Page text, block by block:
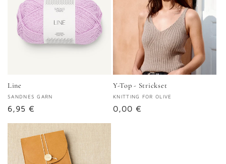
Line
Anbieter:
SANDNES GARN
Normaler
6,95 €
Y-Top - Strickset
Anbieter:
KNITTING FOR OLIVE
Normaler
0,00 €